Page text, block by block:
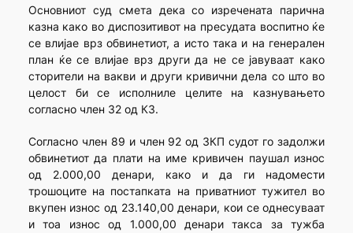
Основниот суд смета дека со изречената парична
казна како во диспозитивот на пресудата воспитно ќе
се влијае врз обвинетиот, а исто така и на генерален
план ќе се влијае врз други да не се јавуваат како
сторители на вакви и други кривични дела со што во
целост би се исполниле целите на казнувањето
согласно член 32 од КЗ.
Согласно член 89 и член 92 од ЗКП судот го задолжи
обвинетиот да плати на име кривичен паушал износ
од 2.000,00 денари, како и да ги надомести
трошоците на постапката на приватниот тужител во
вкупен износ од 23.140,00 денари, кои се однесуваат
и тоа износ од 1.000,00 денари такса за тужба